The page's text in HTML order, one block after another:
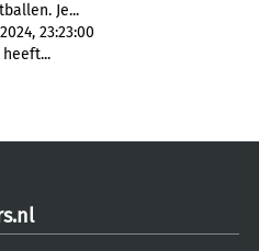
Je...
23:23:00